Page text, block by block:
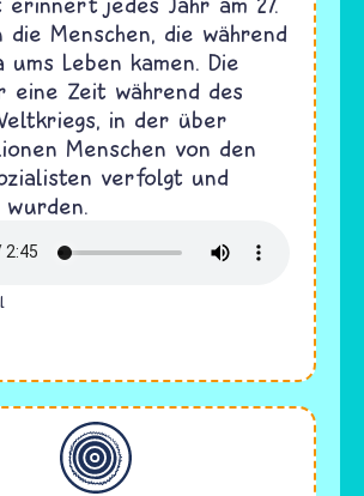
die Menschen, die während
ums Leben kamen. Die
eine Zeit während des
in der über
Menschen von den
verfolgt und